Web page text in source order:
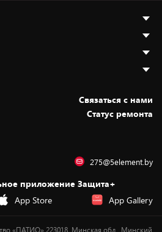
Cвязаться с нами
Статус ремонта
275@5element.by
приложение Защита+
App Store App Gallery
«ПАТИО» 223018, Минская обл., Минский